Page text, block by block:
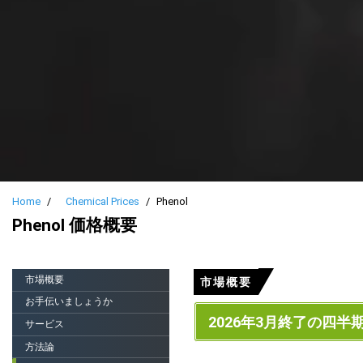
Home Chemical Prices Phenol
Phenol 価格概要
市場概要
お手伝いましょうか
サービス
方法論
市場概要
2026年3月終了の四半